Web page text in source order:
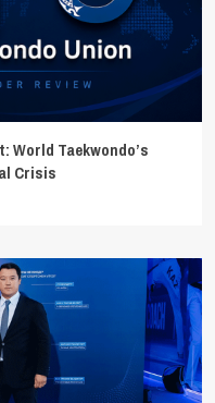
World Taekwondo’s
Crisis